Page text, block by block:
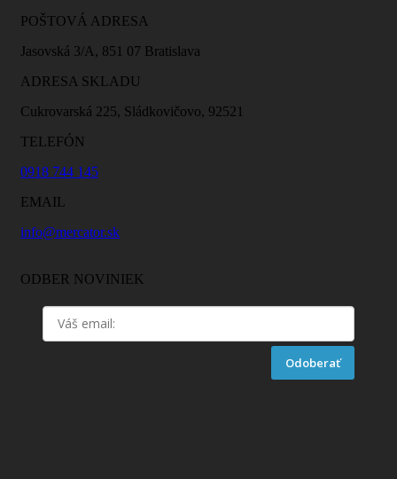
POŠTOVÁ ADRESA
Jasovská 3/A, 851 07 Bratislava
ADRESA SKLADU
Cukrovarská 225, Sládkovičovo, 92521
TELEFÓN
0918 744 145
EMAIL
info@mercator.sk
ODBER NOVINIEK
Odoberať